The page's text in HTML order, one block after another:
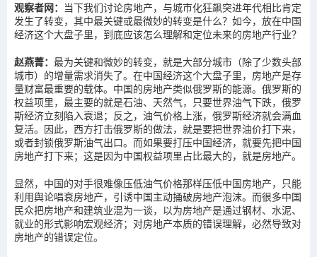
观察者网： 当下我们讨论房地产，与城市化狂飙突进年代相比肯定
发生了转变，其中最关键或最微妙的转变是什么？如今，放在中国
经济这个大盘子里，到底应该怎么理解和定位未来的房地产行业？
赵燕菁： 最为关键和微妙的转变，就是大部分城市（除了少数头部
城市）的增量需求消失了。在中国经济这个大盘子里，房地产是存
量财富最重要的载体。中国的房地产类似俄罗斯的能源。俄罗斯的
权益项里，最主要的就是石油、天然气，只要世界油气下跌，俄罗
斯经济立刻陷入衰退；反之，油气价格上涨，俄罗斯经济就会满血
复活。因此，西方打击俄罗斯的做法，就是要把世界油价打下来，
或者封锁俄罗斯油气出口。而如果要打压中国经济，就要先把中国
房地产打下来；这是因为中国权益项里占比最大的，就是房地产。
显然，中国的对手很难像压低油气价格那样压低中国房地产，只能
利用舆论唱衰房地产，引诱中国主动捅破房地产泡沫。而很多中国
民众把房地产和建筑业混为一谈，以为房地产是通过钢材、水泥、
就业的形式影响宏观经济；对房地产本质的错误理解，必然导致对
房地产的错误定位。